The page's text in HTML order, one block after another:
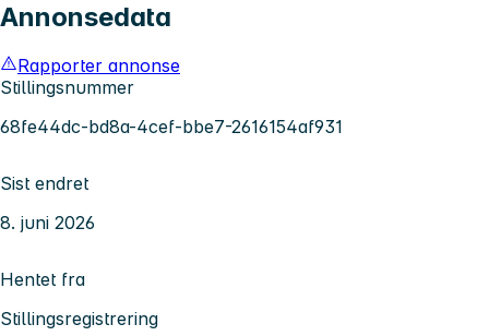
Annonsedata
Rapporter annonse
Stillingsnummer
68fe44dc-bd8a-4cef-bbe7-2616154af931
Sist endret
8. juni 2026
Hentet fra
Stillingsregistrering